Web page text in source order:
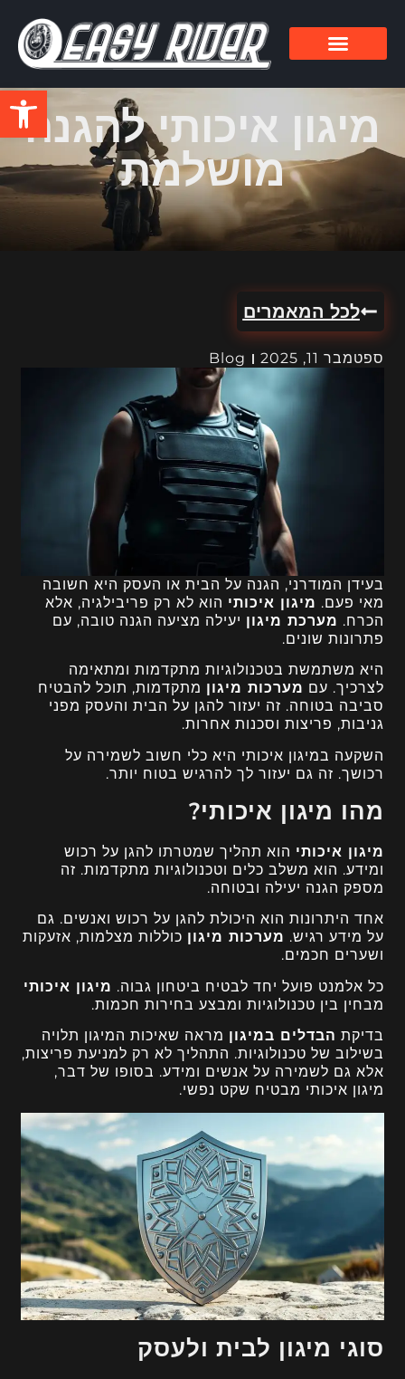
פתח
מיגון איכותי להגנה
מושלמת
לכל המאמרים
ספטמבר 11, 2025 Blog
בעידן המודרני, הגנה על הבית או העסק היא חשובה
מאי פעם. מיגון איכותי הוא לא רק פריבילגיה, אלא
הכרח. מערכת מיגון יעילה מציעה הגנה טובה, עם
פתרונות שונים.
היא משתמשת בטכנולוגיות מתקדמות ומתאימה
לצרכיך. עם מערכות מיגון מתקדמות, תוכל להבטיח
סביבה בטוחה. זה יעזור להגן על הבית והעסק מפני
גניבות, פריצות וסכנות אחרות.
השקעה במיגון איכותי היא כלי חשוב לשמירה על
רכושך. זה גם יעזור לך להרגיש בטוח יותר.
מהו מיגון איכותי?
מיגון איכותי הוא תהליך שמטרתו להגן על רכוש
ומידע. הוא משלב כלים וטכנולוגיות מתקדמות. זה
מספק הגנה יעילה ובטוחה.
אחד היתרונות הוא היכולת להגן על רכוש ואנשים. גם
על מידע רגיש. מערכות מיגון כוללות מצלמות, אזעקות
ושערים חכמים.
כל אלמנט פועל יחד לבטיח ביטחון גבוה. מיגון איכותי
מבחין בין טכנולוגיות ומבצע בחירות חכמות.
בדיקת הבדלים במיגון מראה שאיכות המיגון תלויה
בשילוב של טכנולוגיות. התהליך לא רק למניעת פריצות,
אלא גם לשמירה על אנשים ומידע. בסופו של דבר,
מיגון איכותי מבטיח שקט נפשי.
סוגי מיגון לבית ולעסק